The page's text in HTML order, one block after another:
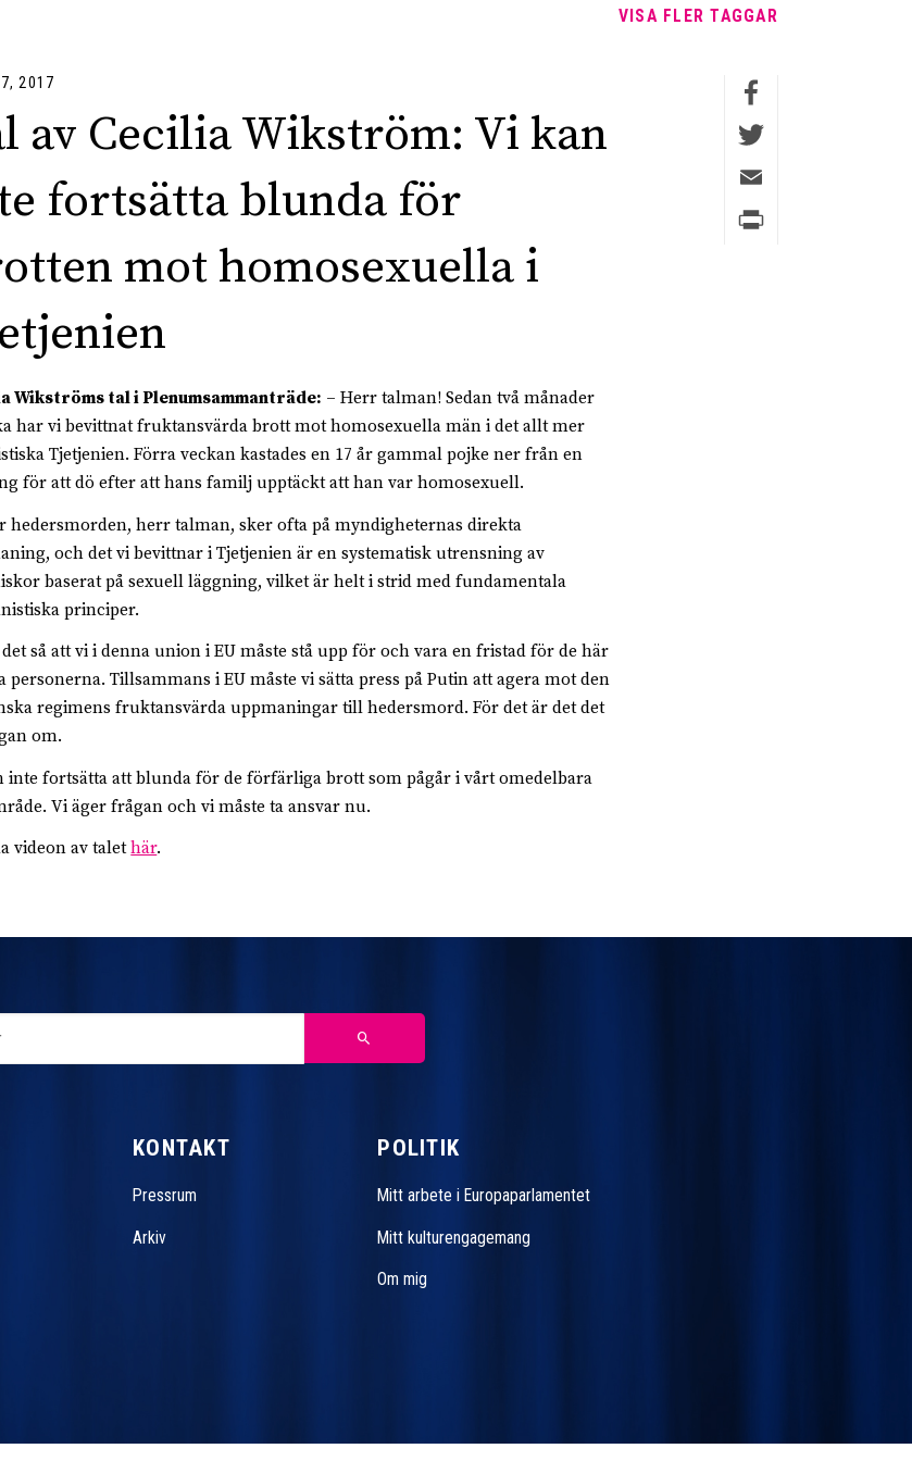
VISA FLER TAGGAR
2017
av Cecilia Wikström: Vi kan
fortsätta blunda för
mot homosexuella i
Wikströms tal i Plenumsammanträde: – Herr talman! Sedan två månader
har vi bevittnat fruktansvärda brott mot homosexuella män i det allt mer
Tjetjenien. Förra veckan kastades en 17 år gammal pojke ner från en
för att dö efter att hans familj upptäckt att han var homosexuell.
hedersmorden, herr talman, sker ofta på myndigheternas direkta
och det vi bevittnar i Tjetjenien är en systematisk utrensning av
baserat på sexuell läggning, vilket är helt i strid med fundamentala
principer.
så att vi i denna union i EU måste stå upp för och vara en fristad för de här
personerna. Tillsammans i EU måste vi sätta press på Putin att agera mot den
regimens fruktansvärda uppmaningar till hedersmord. För det är det det
om.
inte fortsätta att blunda för de förfärliga brott som pågår i vårt omedelbara
Vi äger frågan och vi måste ta ansvar nu.
videon av talethär.
KONTAKT
Pressrum
Arkiv
POLITIK
Mitt arbete i Europaparlamentet
Mitt kulturengagemang
Om mig